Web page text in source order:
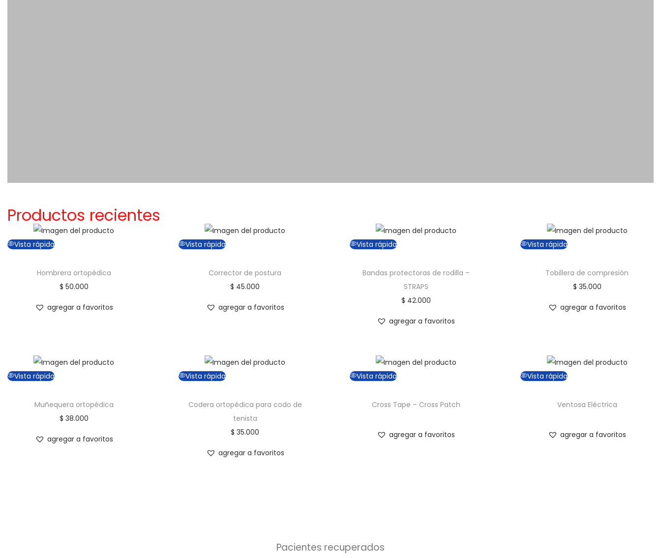
Productos recientes
Vista rápida
Hombrera ortopédica
$ 50.000
agregar a favoritos
Vista rápida
Corrector de postura
$ 45.000
agregar a favoritos
Vista rápida
Bandas protectoras de rodilla –
STRAPS
$ 42.000
agregar a favoritos
Vista rápida
Tobillera de compresión
$ 35.000
agregar a favoritos
Vista rápida
Muñequera ortopédica
$ 38.000
agregar a favoritos
Vista rápida
Codera ortopédica para codo de
tenista
$ 35.000
agregar a favoritos
Vista rápida
Cross Tape – Cross Patch
agregar a favoritos
Vista rápida
Ventosa Eléctrica
agregar a favoritos
Pacientes recuperados